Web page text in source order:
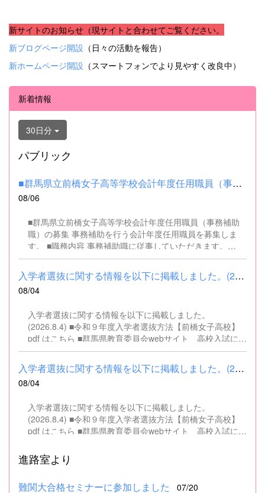
新サイトのお知らせ（現サイトと合わせてご覧ください。
新ブログページ開設 （日々の活動を報告）
新ホームページ開設 （スマートフォンでより見やすく改良中）
新着情報
30日分
パブリック
■群馬県立前橋女子高等学校会計年度任用職員（事務補助職）の募集...
08/06
■群馬県立前橋女子高等学校会計年度任用職員（事務補助
職）の募集 事務補助を行う会計年度任用職員を募集しま
す。 ■職務内容 事務補助職に従事していただきます。
SSH（スーパーサイエンスハイスクール）事業にかかるパ
ソコンでの文書・資料作成、データ入力・整理事務、電話
対応、書類の整理、その他事務補助業務全般 ■募集人数 １
名 ■募集対象 以下の条件を満たしている方 基本的なパソコ
する方は、応募できませんので御了承ください。 （1）地
方公務員法第16条に該当する者（以下のいずれかに該当す
る人） ・禁錮以上の刑に処せられ、その執行を終わるまで
又は執行を受けることがなくなるまでの者 ・群馬県職員と
して懲戒免職の処分を受け、当該処分の日から2年を経過
しない者 ・人事委員会又は公平委員会の委員の職にあっ
て、地方公務員法第60条から第63条までに規定する罪を犯
政府を暴力で破壊することを主張する政党その他の団体を
結成し、又はこれに加入した者 （2）平成11年改正前の民
法の規定による準禁治産の宣告を受けている者（心...
入学者選抜に関する情報を以下に掲載しました。(2026.8.4) ■令和...
08/04
入学者選抜に関する情報を以下に掲載しました。
(2026.8.4) ■令和９年度入学者選抜方法【前橋女子高校】
pdf はこちら ■群馬県教育委員会webサイト 高校入試に関
するページはこちら
入学者選抜に関する情報を以下に掲載しました。(2026.8.4) ■令和...
08/04
入学者選抜に関する情報を以下に掲載しました。
(2026.8.4) ■令和９年度入学者選抜方法【前橋女子高校】
pdf はこちら ■群馬県教育委員会webサイト 高校入試に関
進路室より
難関大合格セミナーに参加しました 07/20